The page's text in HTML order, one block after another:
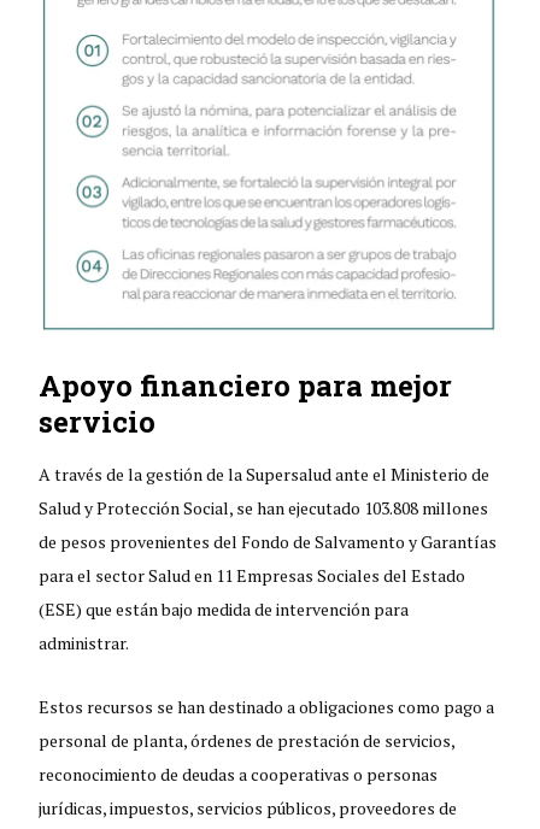
Apoyo financiero para mejor
servicio
A través de la gestión de la Supersalud ante el Ministerio de
Salud y Protección Social, se han ejecutado 103.808 millones
de pesos provenientes del Fondo de Salvamento y Garantías
para el sector Salud en 11 Empresas Sociales del Estado
(ESE) que están bajo medida de intervención para
administrar.
Estos recursos se han destinado a obligaciones como pago a
personal de planta, órdenes de prestación de servicios,
reconocimiento de deudas a cooperativas o personas
jurídicas, impuestos, servicios públicos, proveedores de